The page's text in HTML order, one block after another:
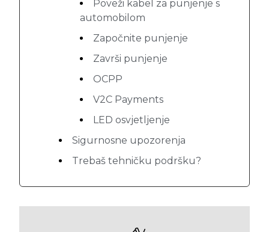
Poveži kabel za punjenje s
automobilom
Započnite punjenje
Završi punjenje
OCPP
V2C Payments
LED osvjetljenje
Sigurnosne upozorenja
Trebaš tehničku podršku?